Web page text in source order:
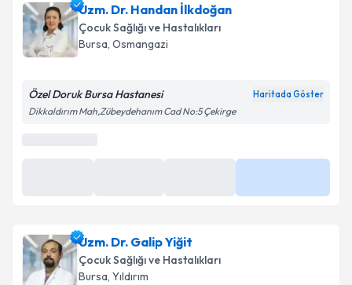
Dr. Ragıp Güneyiçin randevu takvimi talebi
oluşturun. Size bu uzmandan randevu almanız için bir
takvim hazırlandığında e-posta ile bilgilendireceğiz.
'ni okudum ve kişisel verilerimin belirtilen
Uzm. Dr. Handan İlkdoğan
Çocuk Sağlığı ve Hastalıkları
Bursa, Osmangazi
Özel Doruk Bursa Hastanesi Haritada Göster
Dikkaldırım Mah,Zübeydehanım Cad No:5 Çekirge
Uzm. Dr. Galip Yiğit
Çocuk Sağlığı ve Hastalıkları
Bursa, Yıldırım